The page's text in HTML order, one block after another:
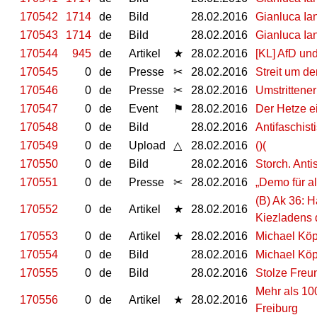
170542
1714 de Bild 28.02.2016
Gianluca
170543
1714 de Bild 28.02.2016
Gianluca
170544
945 de Artikel ★ 28.02.2016
[KL] AfD
170545
0 de Presse ✂ 28.02.2016
Streit um
170546
0 de Presse ✂ 28.02.2016
170547
0 de Event ⚑ 28.02.2016
Der Hetze
170548
0 de Bild 28.02.2016
170549
0 de Upload △ 28.02.2016
()(
170550
0 de Bild 28.02.2016
Storch.
170551
0 de Presse ✂ 28.02.2016 „Demo für
170552 0 de Artikel ★ 28.02.2016
(B) Ak 36:
Kiezladens
170553
0 de Artikel ★ 28.02.2016
Michael
170554
0 de Bild 28.02.2016
Michael
170555
0 de Bild 28.02.2016 Stolze
170556 0 de Artikel ★ 28.02.2016
Mehr als
Freiburg